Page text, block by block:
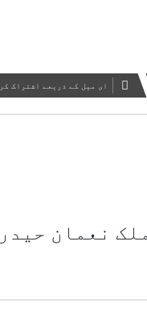
ای میل کے ذریعے اشتراک
نعمان حیدر